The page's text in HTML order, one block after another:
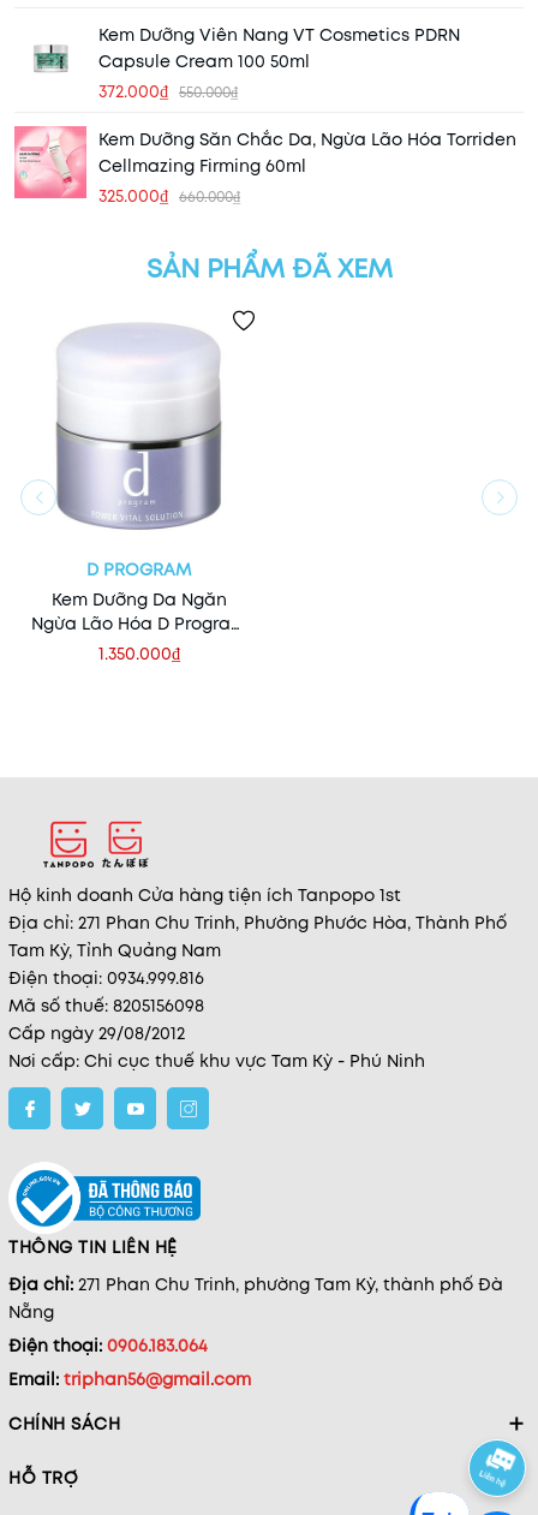
Kem Dưỡng Viên Nang VT Cosmetics PDRN
Capsule Cream 100 50ml
372.000₫ 550.000₫
Kem Dưỡng Săn Chắc Da, Ngừa Lão Hóa Torriden
Cellmazing Firming 60ml
325.000₫ 660.000₫
SẢN PHẨM ĐÃ XEM
D PROGRAM
Kem Dưỡng Da Ngăn
Ngừa Lão Hóa D Program
25g
1.350.000₫
Hộ kinh doanh Cửa hàng tiện ích Tanpopo 1st
Địa chỉ: 271 Phan Chu Trinh, Phường Phước Hòa, Thành Phố
Tam Kỳ, Tỉnh Quảng Nam
Điện thoại: 0934.999.816
Mã số thuế: 8205156098
Cấp ngày 29/08/2012
Nơi cấp: Chi cục thuế khu vực Tam Kỳ - Phú Ninh
THÔNG TIN LIÊN HỆ
Địa chỉ: 271 Phan Chu Trinh, phường Tam Kỳ, thành phố Đà
Nẵng
Điện thoại: 0906.183.064
Email: triphan56@gmail.com
CHÍNH SÁCH
HỖ TRỢ